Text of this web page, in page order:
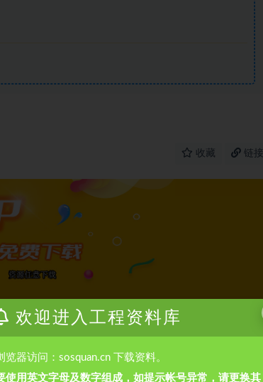
收藏 链接
欢迎进入工程资料库
览器访问：sosquan.cn 下载资料。
使用英文字母及数字组成，如提示帐号异常，请更换其